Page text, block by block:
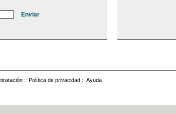
:: Política de privacidad :: Ayuda